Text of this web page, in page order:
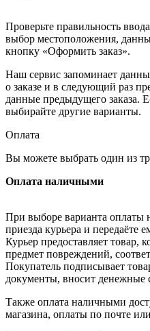
Проверьте правильность
выбор местоположения,
кнопку «Оформить заказ».
Наш сервис запоминает
о заказе и в следующий раз
данные предыдущего заказа.
выбирайте другие варианты.
Оплата
Вы можете выбрать один из
Оплата наличными
При выборе варианта оплаты
приезда курьера и передаёте
Курьер предоставляет товар,
предмет повреждений,
Покупатель подписывает
документы, вносит денежные
Также оплата наличными
магазина, оплаты по почте